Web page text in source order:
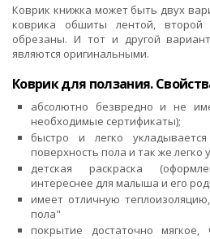
Коврик книжка может быть двух
коврика обшиты лентой,
обрезаны. И тот и другой
являются оригинальными.
Коврик для ползания.
абсолютно безвредно и не
необходимые сертификаты);
быстро и легко
поверхность пола и так же легко
детская раскраска
интереснее для малыша и его
имеет отличную
пола"
покрытие достаточно мягкое,